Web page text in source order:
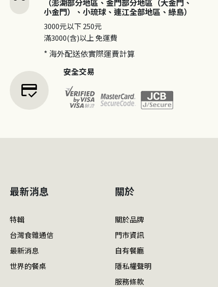
小金門）、小琉球、連江全部地區、綠島）
3000元以下250元
滿3000(含)以上免運費
* 海外配送依實際運費計算
credit_score
安全交易
最新消息
特輯
台灣食雜通信
最新消息
世界的餐桌
關於
關於品牌
門市資訊
自有餐廳
隱私權聲明
服務條款